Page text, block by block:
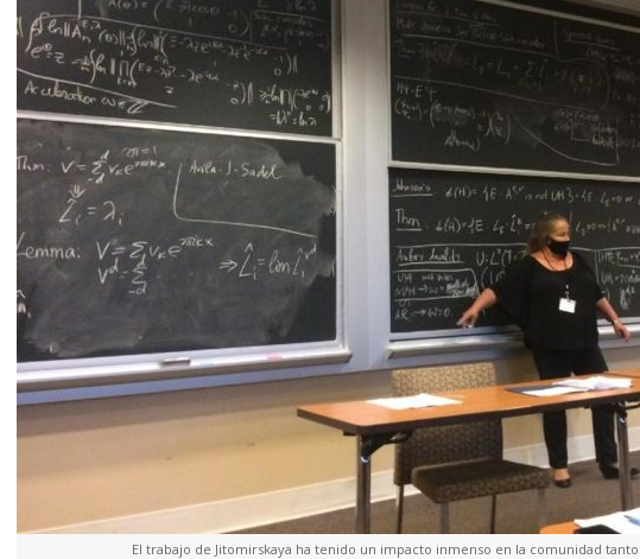
El trabajo de Jitomirskaya ha tenido un impacto inmenso en la comunidad